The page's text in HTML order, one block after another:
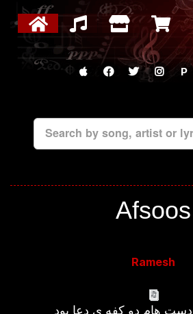
P
Search by song, artist or
Afsoos
Ramesh
هام دو کفه ی دعا بود